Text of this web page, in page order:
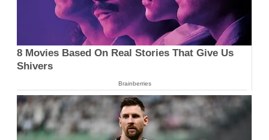
8 Movies Based On Real Stories That Give Us
Shivers
Brainberries